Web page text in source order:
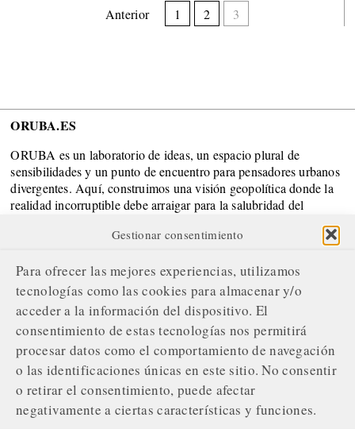
Gestionar consentimiento
Para ofrecer las mejores experiencias, utilizamos
tecnologías como las cookies para almacenar y/o
acceder a la información del dispositivo. El
consentimiento de estas tecnologías nos permitirá
procesar datos como el comportamiento de navegación
o las identificaciones únicas en este sitio. No consentir
o retirar el consentimiento, puede afectar
negativamente a ciertas características y funciones.
Anterior 1 2 3
ORUBA.ES
ORUBA es un laboratorio de ideas, un espacio plural de
sensibilidades y un punto de encuentro para pensadores urbanos
divergentes. Aquí, construimos una visión geopolítica donde la
realidad incorruptible debe arraigar para la salubridad del
¿Quiénes somos?
Nuestro compromiso editorial
Servicios de gestión publicitaria
Contacta con nosotros
¡ÚNETE A NUESTRA REVOLUCIÓN!